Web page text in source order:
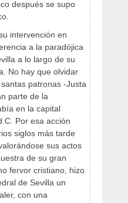
después se supo
intervención en
a la paradójica
a lo largo de su
No hay que olvidar
patronas -Justa
parte de la
en la capital
Por esa acción
siglos más tarde
sus actos
de su gran
fervor cristiano, hizo
de Sevilla un
con una